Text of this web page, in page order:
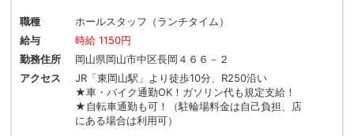
職種
ホールスタッフ（ランチタイム）
給与
時給 1150円
勤務住所
岡山県岡山市中区長岡４６６－２
アクセス
JR「東岡山駅」より徒歩10分、R250沿い
★車・バイク通勤OK！ガソリン代も規定支給！
★自転車通勤も可！（駐輪場料金は自己負担、店
にある場合は利用可）